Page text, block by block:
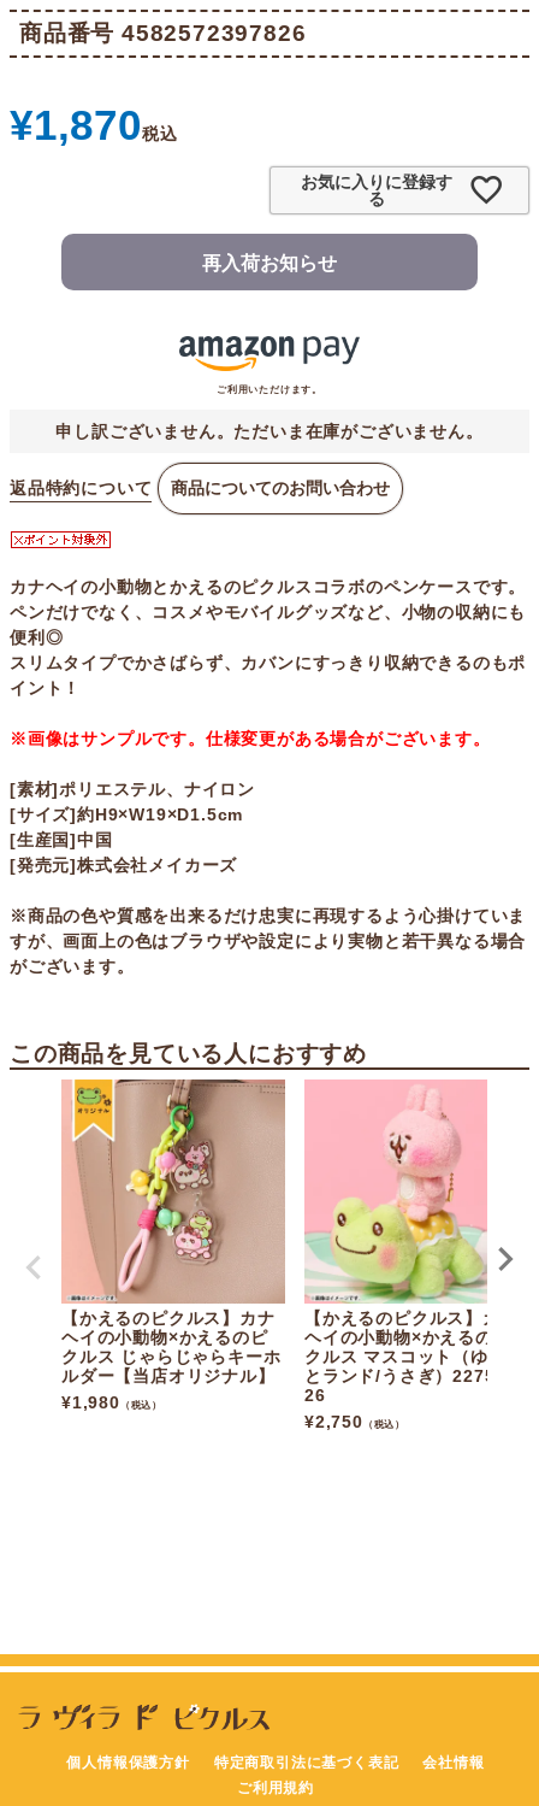
商品番号 4582572397826
¥1,870税込
お気に入りに登録す
る
再入荷お知らせ
ご利用いただけます。
申し訳ございません。ただいま在庫がございません。
返品特約について 商品についてのお問い合わせ
カナヘイの小動物とかえるのピクルスコラボのペンケースです。
ペンだけでなく、コスメやモバイルグッズなど、小物の収納にも
便利◎
スリムタイプでかさばらず、カバンにすっきり収納できるのもポ
イント！
※画像はサンプルです。仕様変更がある場合がございます。
[素材]ポリエステル、ナイロン
[サイズ]約H9×W19×D1.5cm
[生産国]中国
[発売元]株式会社メイカーズ
※商品の色や質感を出来るだけ忠実に再現するよう心掛けていま
すが、画面上の色はブラウザや設定により実物と若干異なる場合
がございます。
この商品を見ている人におすすめ
【かえるのピクルス】カナ
ヘイの小動物×かえるのピ
クルス じゃらじゃらキーホ
ルダー【当店オリジナル】
¥1,980 （税込）
【かえるのピクルス】カナ
ヘイの小動物×かえるのピ
クルス マスコット（ゆるっ
とランド/うさぎ）227546-
26
¥2,750 （税込）
個人情報保護方針 特定商取引法に基づく表記
会社情報
ご利用規約